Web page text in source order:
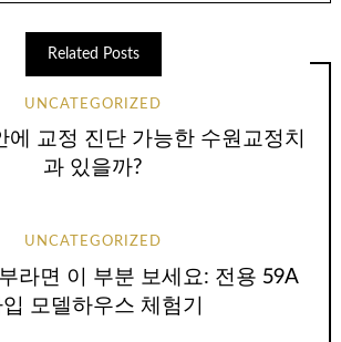
Related Posts
UNCATEGORIZED
에 교정 진단 가능한 수원교정치
과 있을까?
UNCATEGORIZED
라면 이 부분 보세요: 전용 59A
모델하우스 체험기